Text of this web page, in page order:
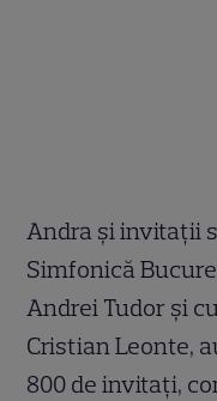
Andra și invitații
Simfonică
Andrei Tudor și
Cristian Leonte,
800 de invitați,